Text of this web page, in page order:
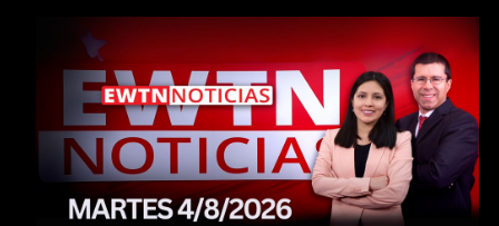
para recibir al Santo Padre. Más en EWTN Noticias.